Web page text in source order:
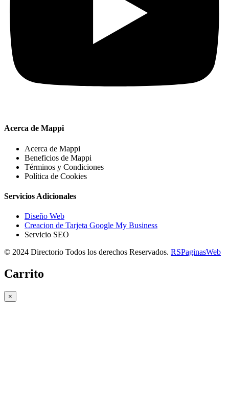
Acerca de Mappi
Acerca de Mappi
Beneficios de Mappi
Términos y Condiciones
Política de Cookies
Servicios Adicionales
Diseño Web
Creacion de Tarjeta Google My Business
Servicio SEO
© 2024 Directorio Todos los derechos Reservados. RSPaginasWeb
Carrito
×